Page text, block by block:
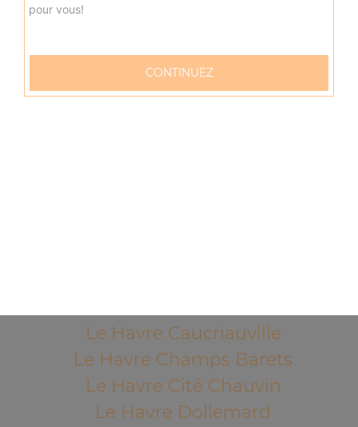
57 rue Verdun
76600 LE HAVRE
Le Havre Caucriauville
Le Havre Champs Barets
Le Havre Cité Chauvin
Le Havre Dollemard
pour vous!
CONTINUEZ